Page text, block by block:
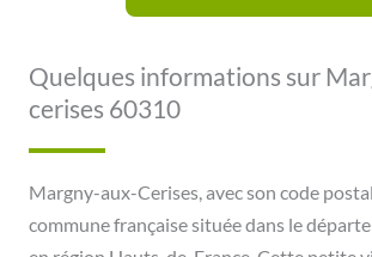
Quelques informations sur
cerises 60310
Margny-aux-Cerises, avec son code
commune française située dans le